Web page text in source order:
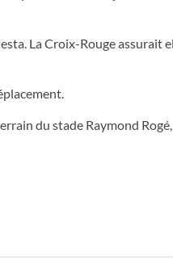
La Croix-Rouge assurait
du stade Raymond